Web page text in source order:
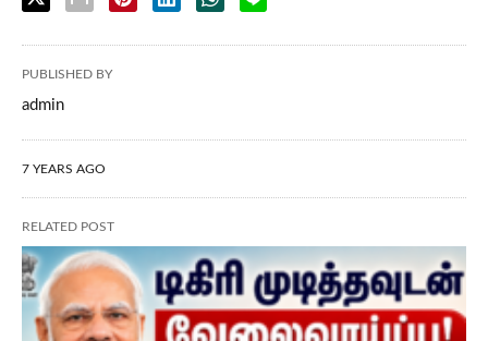
PUBLISHED BY
admin
7 YEARS AGO
RELATED POST